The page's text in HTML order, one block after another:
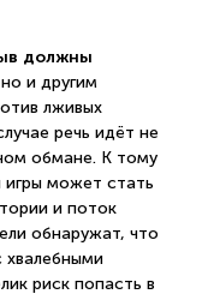
должны
и другим
лживых
речь идёт не
обмане. К тому
игры может стать
и поток
обнаружат, что
хвалебными
риск попасть в